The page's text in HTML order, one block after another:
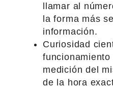
llamar al
la forma más
información.
Curiosidad
medición del
de la hora